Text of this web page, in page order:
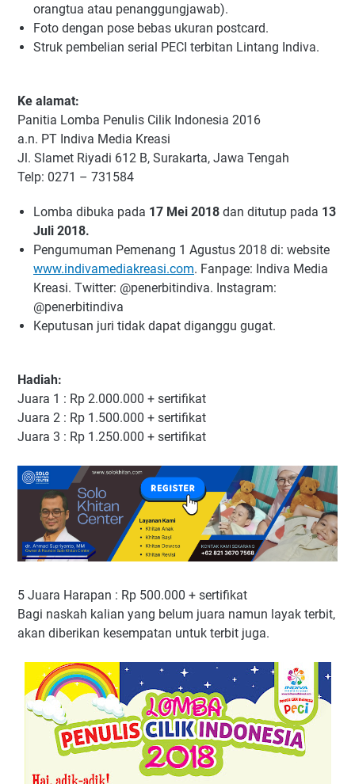
orangtua atau penanggungjawab).
Foto dengan pose bebas ukuran postcard.
Struk pembelian serial PECI terbitan Lintang Indiva.
Ke alamat:
Panitia Lomba Penulis Cilik Indonesia 2016
a.n. PT Indiva Media Kreasi
Jl. Slamet Riyadi 612 B, Surakarta, Jawa Tengah
Telp: 0271 – 731584
Lomba dibuka pada 17 Mei 2018 dan ditutup pada 13
Juli 2018.
Pengumuman Pemenang 1 Agustus 2018 di: website
www.indivamediakreasi.com. Fanpage: Indiva Media
Kreasi. Twitter: @penerbitindiva. Instagram:
@penerbitindiva
Keputusan juri tidak dapat diganggu gugat.
Hadiah:
Juara 1 : Rp 2.000.000 + sertifikat
Juara 2 : Rp 1.500.000 + sertifikat
Juara 3 : Rp 1.250.000 + sertifikat
5 Juara Harapan : Rp 500.000 + sertifikat
Bagi naskah kalian yang belum juara namun layak terbit,
akan diberikan kesempatan untuk terbit juga.